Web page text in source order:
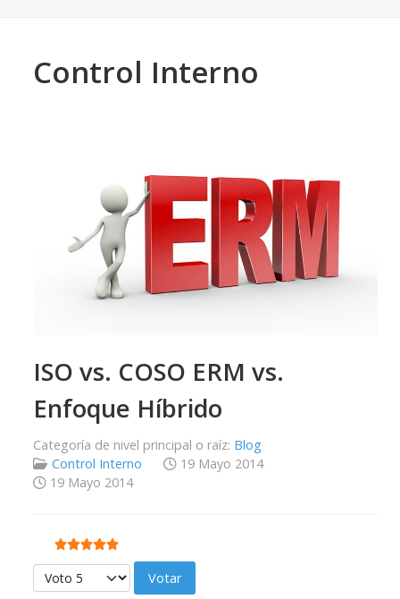
Control Interno
ISO vs. COSO ERM vs.
Enfoque Híbrido
Categoría de nivel principal o raíz: Blog
Control Interno
19 Mayo 2014
19 Mayo 2014
Ratio:5/5
Por favor, vote